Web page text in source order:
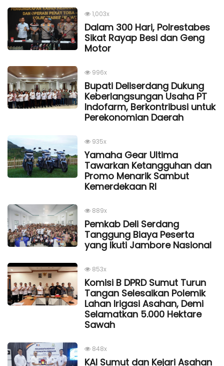
1,003x
Dalam 300 Hari, Polrestabes
Sikat Rayap Besi dan Geng
Motor
996x
Bupati Deliserdang Dukung
Keberlangsungan Usaha PT
Indofarm, Berkontribusi untuk
Perekonomian Daerah
935x
Yamaha Gear Ultima
Tawarkan Ketangguhan dan
Promo Menarik Sambut
Kemerdekaan Rl
889x
Pemkab Deli Serdang
Tanggung Biaya Peserta
yang Ikuti Jambore Nasional
853x
Komisi B DPRD Sumut Turun
Tangan Selesaikan Polemik
Lahan Irigasi Asahan, Demi
Selamatkan 5.000 Hektare
Sawah
848x
KAI Sumut dan Kejari Asahan